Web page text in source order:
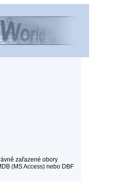
zařazené obory
(MS Access) nebo DBF